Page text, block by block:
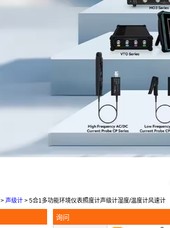
> 声级计 > 5合1多功能环境仪表照度计声级计湿度/温度计​​风速计
询问